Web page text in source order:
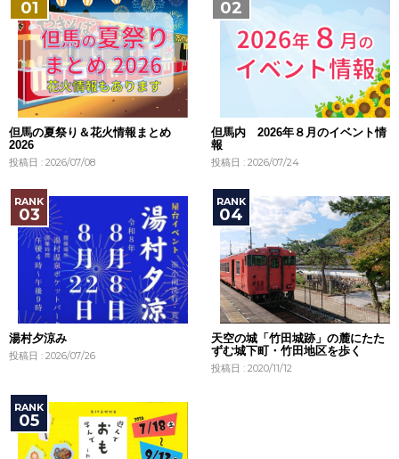
但馬の夏祭り＆花火情報まとめ
2026
投稿日 : 2026/07/08
但馬内 2026年８月のイベント情
報
投稿日 : 2026/07/24
湯村夕涼み
投稿日 : 2026/07/26
天空の城「竹田城跡」の麓にたた
ずむ城下町・竹田地区を歩く
投稿日 : 2020/11/12